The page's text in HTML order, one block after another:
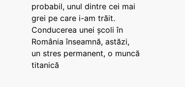
probabil, unul dintre cei mai
grei pe care i-am trăit.
Conducerea unei școli în
România înseamnă, astăzi,
un stres permanent, o muncă
titanică